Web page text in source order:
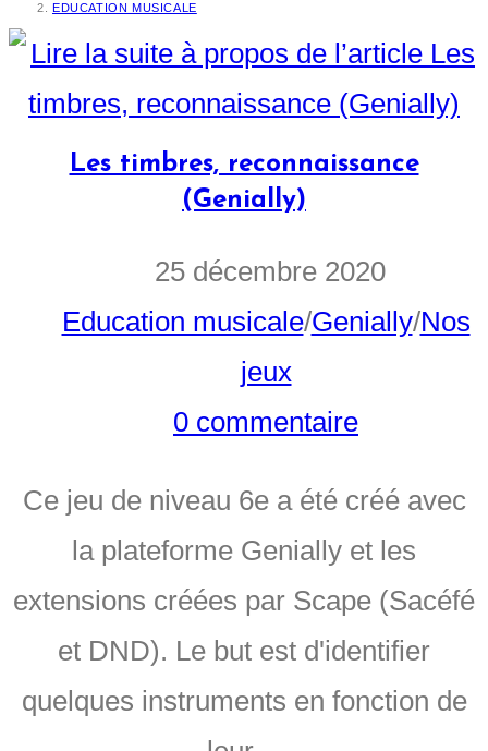
EDUCATION MUSICALE
Les timbres, reconnaissance
(Genially)
25 décembre 2020
Education musicale/Genially/Nos
jeux
0 commentaire
Ce jeu de niveau 6e a été créé avec
la plateforme Genially et les
extensions créées par Scape (Sacéfé
et DND). Le but est d'identifier
quelques instruments en fonction de